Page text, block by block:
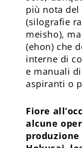
più nota del
(silografie
meisho),
(ehon) che
interne di
e manuali
aspiranti o
Fiore
alcune